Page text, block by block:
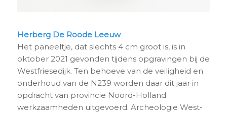
Herberg De Roode Leeuw
Het paneeltje, dat slechts 4 cm groot is, is in
oktober 2021 gevonden tijdens opgravingen bij de
Westfriesedijk. Ten behoeve van de veiligheid en
onderhoud van de N239 worden daar dit jaar in
opdracht van provincie Noord-Holland
werkzaamheden uitgevoerd. Archeologie West-